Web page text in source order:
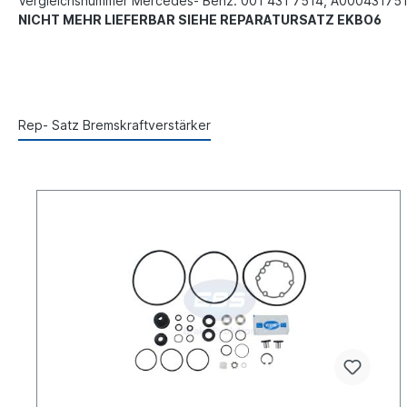
NICHT MEHR LIEFERBAR SIEHE REPARATURSATZ EKBO6
Rep- Satz Bremskraftverstärker